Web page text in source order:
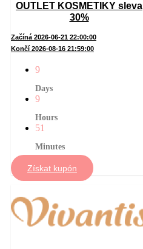
OUTLET KOSMETIKY sleva
30%
Začíná 2026-06-21 22:00:00
Končí 2026-08-16 21:59:00
9
Days
9
Hours
51
Minutes
Získat kupón